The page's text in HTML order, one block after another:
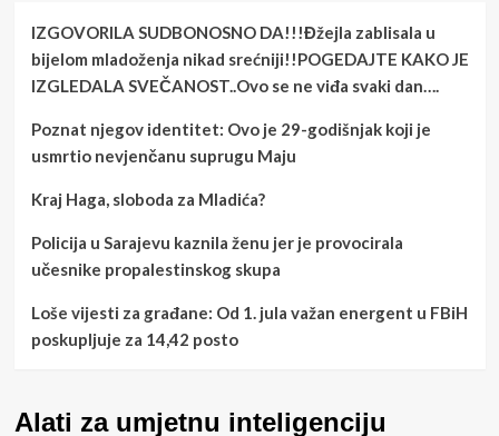
IZGOVORILA SUDBONOSNO DA!!!Đžejla zablisala u
bijelom mladoženja nikad srećniji!!POGEDAJTE KAKO JE
IZGLEDALA SVEČANOST..Ovo se ne viđa svaki dan….
Poznat njegov identitet: Ovo je 29-godišnjak koji je
usmrtio nevjenčanu suprugu Maju
Kraj Haga, sloboda za Mladića?
Policija u Sarajevu kaznila ženu jer je provocirala
učesnike propalestinskog skupa
Loše vijesti za građane: Od 1. jula važan energent u FBiH
poskupljuje za 14,42 posto
Alati za umjetnu inteligenciju